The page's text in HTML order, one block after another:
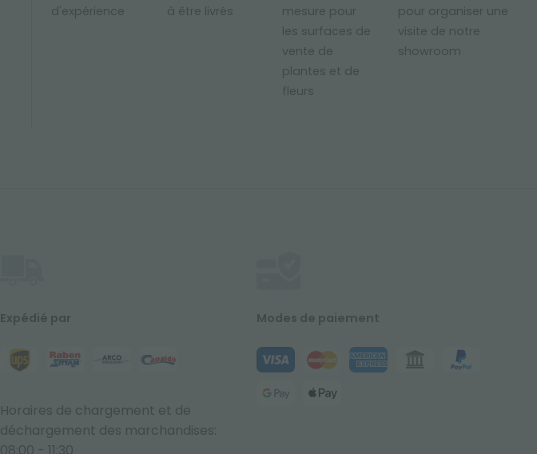
d'expérience
à être livrés
mesure pour
les surfaces de
vente de
plantes et de
fleurs
pour organiser une
visite de notre
showroom
Expédié par
Horaires de chargement et de
déchargement des marchandises:
Modes de paiement